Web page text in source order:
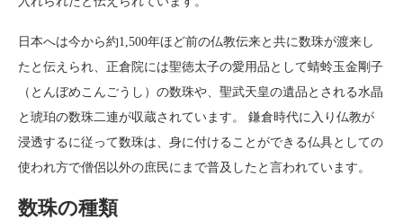
日本へは今から約1,500年ほど前の仏教伝来と共に数珠が渡来し
たと伝えられ、正倉院には聖徳太子の愛用品として蜻蛉玉金剛子
（とんぼめこんごうし）の数珠や、聖武天皇の遺品とされる水晶
と琥珀の数珠二連が収蔵されています。 鎌倉時代に入り仏教が
浸透するに従って数珠は、身に付けることができる仏具としての
使われ方で僧侶以外の庶民にまで普及したと言われています。
数珠の種類